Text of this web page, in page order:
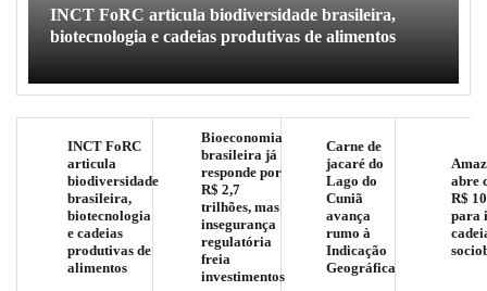
INCT FoRC articula biodiversidade brasileira,
biotecnologia e cadeias produtivas de alimentos
INCT FoRC
articula
biodiversidade
brasileira,
biotecnologia
e cadeias
produtivas de
alimentos
Bioeconomia
brasileira já
responde por
R$ 2,7
trilhões, mas
insegurança
regulatória
freia
investimentos
Carne de
jacaré do
Lago do
Cuniã
avança
rumo à
Indicação
Geográfica
abre
R$
para